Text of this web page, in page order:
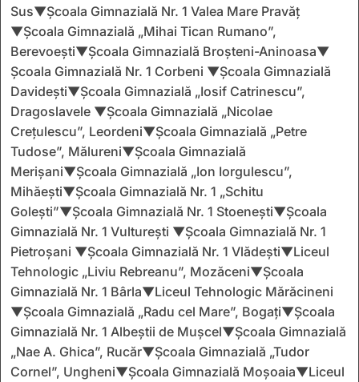
Sus▼Școala Gimnazială Nr. 1 Valea Mare Pravăț
▼Școala Gimnazială „Mihai Tican Rumano”,
Berevoești▼Școala Gimnazială Broșteni-Aninoasa▼
Școala Gimnazială Nr. 1 Corbeni ▼Școala Gimnazială
Davidești▼Școala Gimnazială „Iosif Catrinescu”,
Dragoslavele ▼Școala Gimnazială „Nicolae
Crețulescu”, Leordeni▼Școala Gimnazială „Petre
Tudose”, Mălureni▼Școala Gimnazială
Merișani▼Școala Gimnazială „Ion Iorgulescu”,
Mihăești▼Școala Gimnazială Nr. 1 „Schitu
Golești”▼Școala Gimnazială Nr. 1 Stoenești▼Școala
Gimnazială Nr. 1 Vulturești ▼Școala Gimnazială Nr. 1
Pietroșani ▼Școala Gimnazială Nr. 1 Vlădești▼Liceul
Tehnologic „Liviu Rebreanu”, Mozăceni▼Școala
Gimnazială Nr. 1 Bârla▼Liceul Tehnologic Mărăcineni
▼Școala Gimnazială „Radu cel Mare”, Bogați▼Școala
Gimnazială Nr. 1 Albeștii de Mușcel▼Școala Gimnazială
„Nae A. Ghica”, Rucăr▼Școala Gimnazială „Tudor
Cornel”, Ungheni▼Școala Gimnazială Moșoaia▼Liceul